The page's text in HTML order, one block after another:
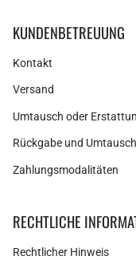
KUNDENBETREUUNG
Kontakt
Versand
Umtausch oder
Rückgabe und Umtausch
Zahlungsmodalitäten
RECHTLICHE
Rechtlicher Hinweis